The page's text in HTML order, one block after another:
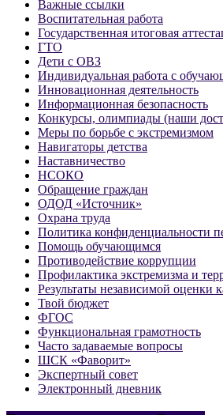
Важные ссылки
Воспитательная работа
Государственная итоговая
ГТО
Дети с ОВЗ
Индивидуальная работа с
Инновационная деятельность
Информационная безопасность
Конкурсы, олимпиады (наши
Меры по борьбе с экстремизмом
Навигаторы детства
Наставничество
НСОКО
Обращение граждан
ОДОД «Источник»
Охрана труда
Политика конфиденциальности
Помощь обучающимся
Противодействие коррупции
Профилактика экстремизма и
Результаты независимой оценки
Твой бюджет
ФГОС
Функциональная грамотность
Часто задаваемые вопросы
ШСК «Фаворит»
Экспертный совет
Электронный дневник